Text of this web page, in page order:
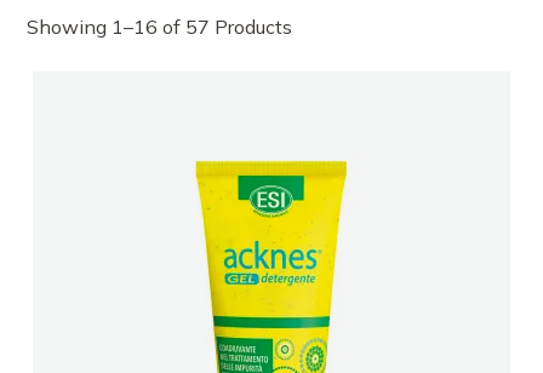
Showing 1–16 of 57 Products